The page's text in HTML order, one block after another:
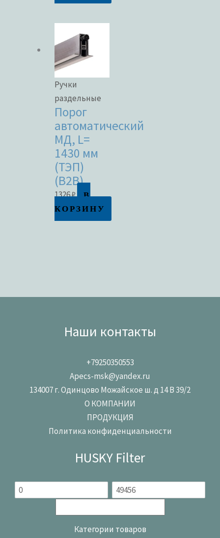
Ручки
раздельные
Порог
автоматический
МД, L=
1430 мм
(ТЭП)
(B2B)
1326₽
В
КОРЗИНУ
Наши контакты
+79250350553
Apecs-msk@yandex.ru
134007 г. Одинцово Можайское ш. д 14 В 39/2
О КОМПАНИИ
ПРОДУКЦИЯ
Политика конфиденциальности
HUSKY Filter
Категории товаров